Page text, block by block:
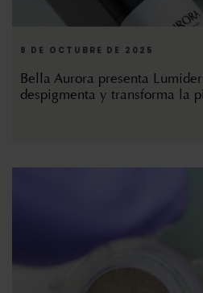
8 DE OCTUBRE DE 2025
Bella Aurora presenta
despigmenta y transforma la